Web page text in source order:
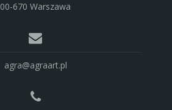
00-670 Warszawa
agra@agraart.pl